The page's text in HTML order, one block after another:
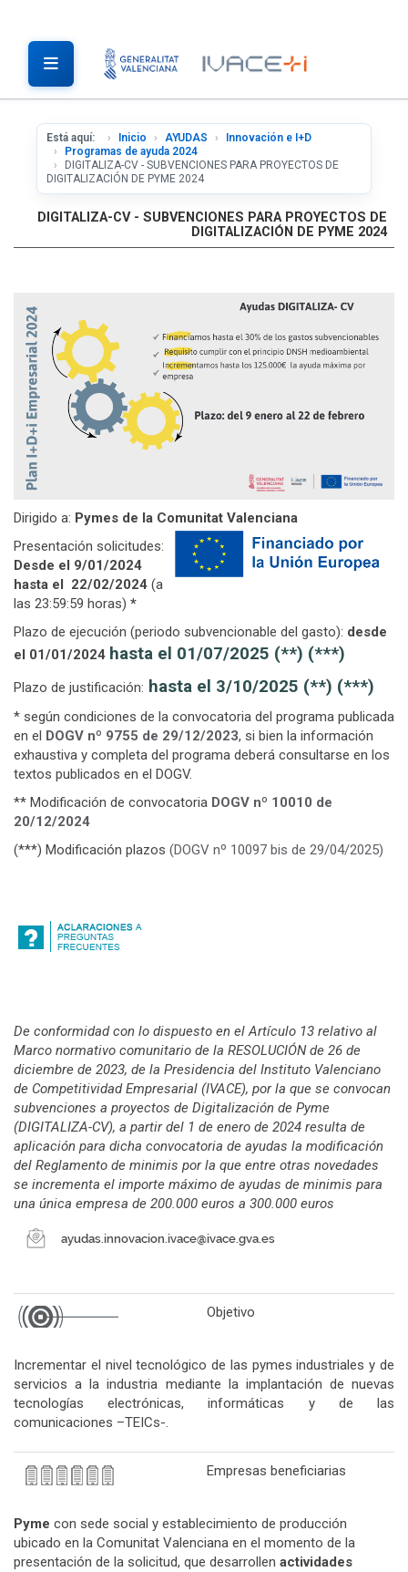
Está aquí: Inicio AYUDAS
Innovación e I+D
Programas de ayuda 2024
DIGITALIZA-CV - SUBVENCIONES PARA PROYECTOS DE
DIGITALIZACIÓN DE PYME 2024
DIGITALIZA-CV - SUBVENCIONES PARA PROYECTOS DE
DIGITALIZACIÓN DE PYME 2024
Dirigido a: Pymes de la Comunitat Valenciana
Presentación solicitudes:
Desde el 9/01/2024
hasta el 22/02/2024 (a
las 23:59:59 horas) *
Plazo de ejecución (periodo subvencionable del gasto): desde
el 01/01/2024 hasta el 01/07/2025 (**) (***)
Plazo de justificación: hasta el 3/10/2025 (**) (***)
* según condiciones de la convocatoria del programa publicada
en el
DOGV nº 9755 de 29/12/2023, si bien la información
exhaustiva y completa del programa deberá consultarse en los
textos publicados en el DOGV.
** Modificación de convocatoria DOGV nº 10010 de
20/12/2024
(***) Modificación plazos (DOGV nº 10097 bis de 29/04/2025)
De conformidad con lo dispuesto en el Artículo 13 relativo al
Marco normativo comunitario de la RESOLUCIÓN de 26 de
diciembre de 2023, de la Presidencia del Instituto Valenciano
de Competitividad Empresarial (IVACE), por la que se convocan
subvenciones a proyectos de Digitalización de Pyme
(DIGITALIZA-CV), a partir del 1 de enero de 2024 resulta de
aplicación para dicha convocatoria de ayudas la modificación
del Reglamento de minimis por la que entre otras novedades
se incrementa el importe máximo de ayudas de minimis para
una única empresa de 200.000 euros a 300.000 euros
Objetivo
Incrementar el nivel tecnológico de las pymes industriales y de
servicios a la industria mediante la implantación de nuevas
tecnologías electrónicas, informáticas y de las
comunicaciones –TEICs-.
Empresas beneficiarias
Pyme con sede social y establecimiento de producción
ubicado en la Comunitat Valenciana en el momento de la
presentación de la solicitud, que desarrollen actividades